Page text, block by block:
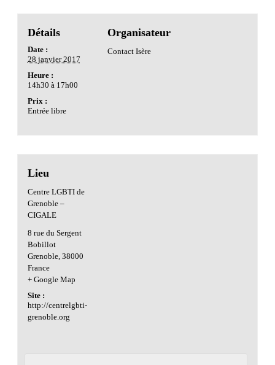
Détails
Date :
28 janvier 2017
Heure :
14h30 à 17h00
Prix :
Entrée libre
Organisateur
Contact Isère
Lieu
Centre LGBTI de
Grenoble –
CIGALE
8 rue du Sergent
Bobillot
Grenoble, 38000
France
+ Google Map
Site :
http://centrelgbti-
grenoble.org